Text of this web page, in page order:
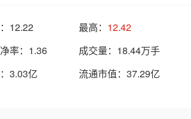
12.22 最高： 12.42
率： 1.36 成交量： 18.44万手
3.03亿 流通市值： 37.29亿